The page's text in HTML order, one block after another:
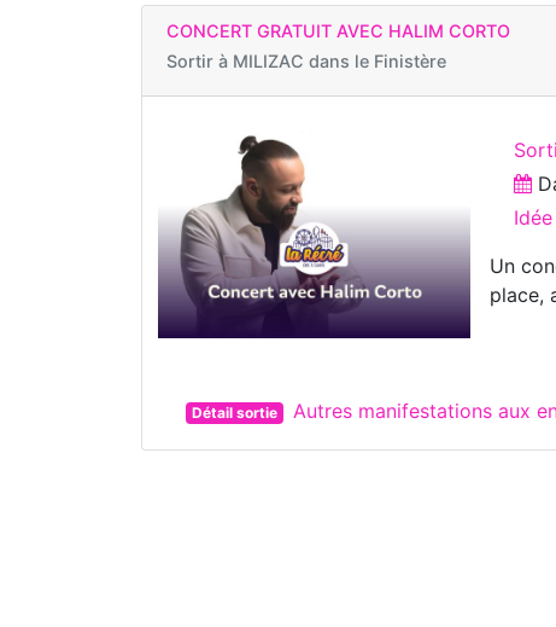
CONCERT GRATUIT AVEC HALIM CORTO
Sortir à MILIZAC dans le Finistère
Un
place,
Détail sortie Autres manifestations aux